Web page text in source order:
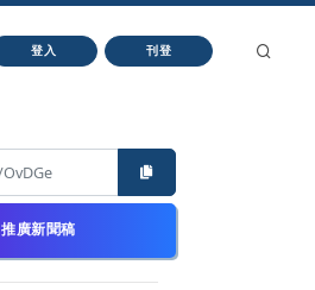
登入 刊登
推廣新聞稿